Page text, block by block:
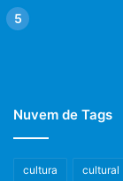
Nuvem de Tags
cultura cultural